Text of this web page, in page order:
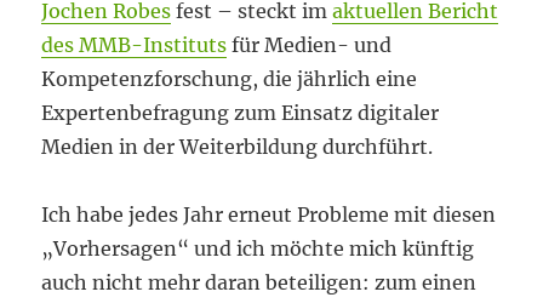
Jochen Robes fest – steckt imaktuellen Bericht
des MMB-Instituts für Medien- und
Kompetenzforschung, die jährlich eine
Expertenbefragung zum Einsatz digitaler
Medien in der Weiterbildung durchführt.
Ich habe jedes Jahr erneut Probleme mit diesen
„Vorhersagen“ und ich möchte mich künftig
auch nicht mehr daran beteiligen: zum einen